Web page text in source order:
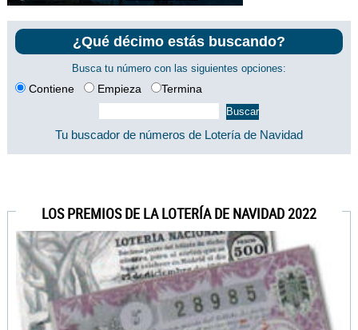
¿Qué décimo estás buscando?
Busca tu número con las siguientes opciones:
Contiene Empieza Termina
Tu buscador de números de Lotería de Navidad
LOS PREMIOS DE LA LOTERÍA DE NAVIDAD 2022